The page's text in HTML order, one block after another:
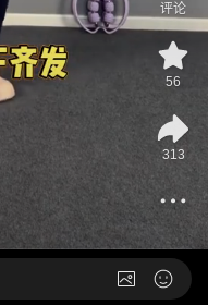
评论
56
313